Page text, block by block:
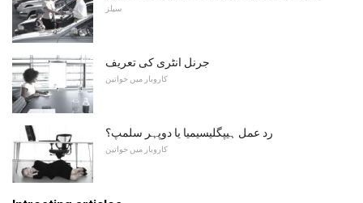
سیلز
جرنل انٹری کی تعریف
کاروبار میں خواتین
رد عمل ہیپگلیسیمیا یا دوپہر سلمپ؟
کاروبار میں خواتین